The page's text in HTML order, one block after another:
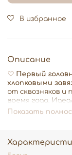
В избранное
Описание
♡ Первый
хлопковыми
от сквозняков
время года.
и
Показать